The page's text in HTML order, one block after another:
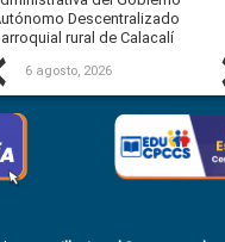
Previous
Descentralizado
rural de Calacalí
6 agosto, 2026